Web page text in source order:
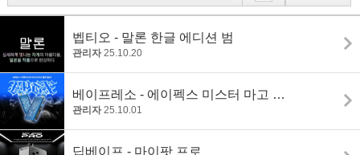
벱티오 - 말론 한글 에디션 범
관리자 25.10.20
베이프레소 - 에이펙스 미스터 마고 블루 에디션
관리자 25.10.01
딥베이프 - 마이팟 프로